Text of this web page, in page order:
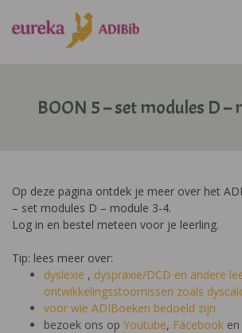
BOON 5 – set modules D –
Op deze pagina ontdek je meer over het
– set modules D – module 3-4.
Log in en bestel meteen voor je leerling.
Tip: lees meer over:
dyslexie , dyspraxie/DCD en andere
ontwikkelingsstoornissen zoals
voor wie ADIBoeken bedoeld zijn
bezoek ons op Youtube, Facebook